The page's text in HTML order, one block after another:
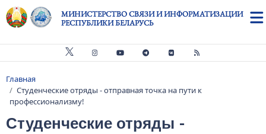
Перейти к основному содержанию
МИНИСТЕРСТВО СВЯЗИ И ИНФОРМАТИЗАЦИИ
РЕСПУБЛИКИ БЕЛАРУСЬ
Строка навигации
Главная
Студенческие отряды - отправная точка на пути к
профессионализму!
Студенческие отряды -